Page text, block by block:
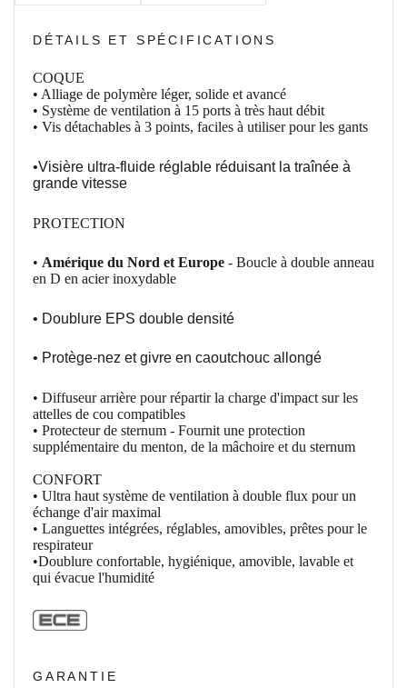
DÉTAILS ET SPÉCIFICATIONS
COQUE
• Alliage de polymère léger, solide et avancé
• Système de ventilation à 15 ports à très haut débit
• Vis détachables à 3 points, faciles à utiliser pour les gants
•Visière ultra-fluide réglable réduisant la traînée à
grande vitesse
PROTECTION
• Amérique du Nord et Europe - Boucle à double anneau
en D en acier inoxydable
• Doublure EPS double densité
• Protège-nez et givre en caoutchouc allongé
• Diffuseur arrière pour répartir la charge d'impact sur les
attelles de cou compatibles
• Protecteur de sternum - Fournit une protection
supplémentaire du menton, de la mâchoire et du sternum
CONFORT
• Ultra haut système de ventilation à double flux pour un
échange d'air maximal
• Languettes intégrées, réglables, amovibles, prêtes pour le
respirateur
•Doublure confortable, hygiénique, amovible, lavable et
qui évacue l'humidité
GARANTIE